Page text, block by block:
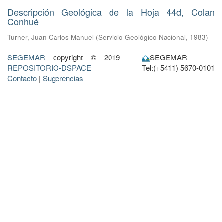
Descripción Geológica de la Hoja 44d, Colan
Conhué
Turner, Juan Carlos Manuel (Servicio Geológico Nacional, 1983)
SEGEMAR copyright © 2019
REPOSITORIO-DSPACE
Contacto | Sugerencias
SEGEMAR
Tel:(+5411) 5670-0101